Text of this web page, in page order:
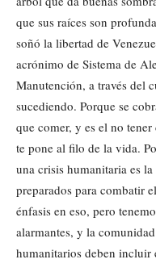
que sus raíces son
soñó la libertad de
acrónimo de Sistema de
Manutención, a través del
sucediendo. Porque se
que comer, y es el no
te pone al filo de la vida.
una crisis humanitaria es
preparados para combatir
énfasis en eso, pero
alarmantes, y la
humanitarios deben incluir